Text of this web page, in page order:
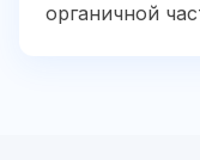
органичной